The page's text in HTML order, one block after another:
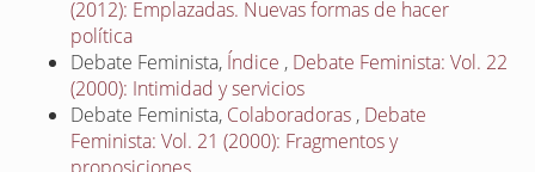
(2012): Emplazadas. Nuevas formas de hacer
política
Debate Feminista, Índice , Debate Feminista: Vol. 22
(2000): Intimidad y servicios
Debate Feminista, Colaboradoras , Debate
Feminista: Vol. 21 (2000): Fragmentos y